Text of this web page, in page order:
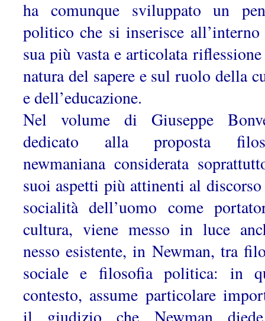
ha comunque sviluppato un
politico che si inserisce all’interno
sua più vasta e articolata
natura del sapere e sul ruolo della
e dell’educazione.
Nel volume di Giuseppe
dedicato alla proposta
newmaniana considerata
suoi aspetti più attinenti al
socialità dell’uomo come
cultura, viene messo in luce
nesso esistente, in Newman, tra
sociale e filosofia politica: in
contesto, assume particolare
il giudizio che Newman